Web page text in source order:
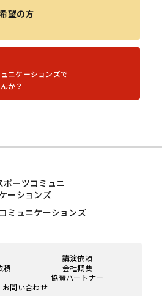
望の方
ニケーションズで
か？
ミュニケーションズ
講演依頼
頼
会社概要
協賛パートナー
お問い合わせ